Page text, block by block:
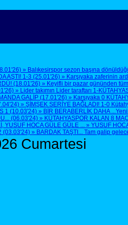
» Balıkesirspor sezon başına
AŞTI! 1-3 (25.01'26) » Karşıyaka zaferinin
(18.01'26) » Keyifli bir pazar gününden
» Lider takımın Lider taraftarı 1-
GALİP (17.01'26) » Karşıyaka 0
» ŞİMŞEK SERİYE BAĞLADI! 1-0
1 (10.03'24) » BİR BERABERLİK DAHA
(06.03'24) » KÜTAHYASPOR KALAN 8
YUSUF HOCA GÜLE GÜLE ... » YUSUF
(03.03'24) » BARDAK TAŞTI... Tam galip
Cumartesi